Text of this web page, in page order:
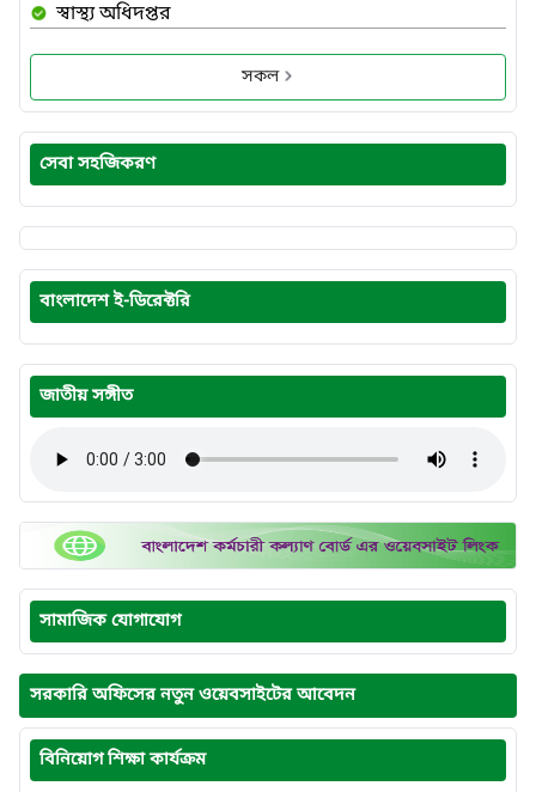
স্বাস্থ্য অধিদপ্তর
সকল
সেবা সহজিকরণ
বাংলাদেশ ই-ডিরেক্টরি
জাতীয় সঙ্গীত
সামাজিক যোগাযোগ
সরকারি অফিসের নতুন ওয়েবসাইটের আবেদন
বিনিয়োগ শিক্ষা কার্যক্রম